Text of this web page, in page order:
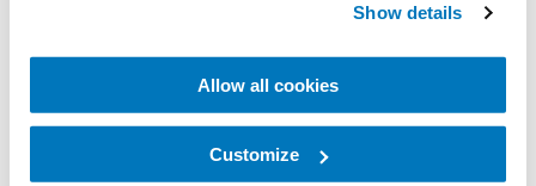
Show details
Allow all cookies
Customize